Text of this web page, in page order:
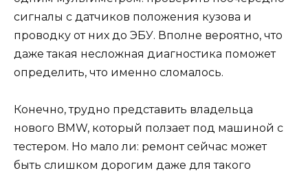
сигналы с датчиков положения кузова и
проводку от них до ЭБУ. Вполне вероятно, что
даже такая несложная диагностика поможет
определить, что именно сломалось.
Конечно, трудно представить владельца
нового BMW, который ползает под машиной с
тестером. Но мало ли: ремонт сейчас может
быть слишком дорогим даже для такого